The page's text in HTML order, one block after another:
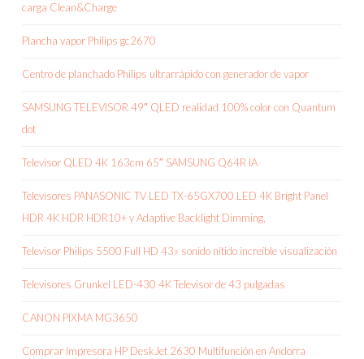
carga Clean&Charge
Plancha vapor Philips gc2670
Centro de planchado Philips ultrarrápido con generador de vapor
SAMSUNG TELEVISOR 49″ QLED realidad 100% color con Quantum
dot
Televisor QLED 4K 163cm 65″ SAMSUNG Q64R IA
Televisores PANASONIC TV LED TX-65GX700 LED 4K Bright Panel
HDR 4K HDR HDR10+ y Adaptive Backlight Dimming,
Televisor Philips 5500 Full HD 43» sonido nítido increíble visualización
Televisores Grunkel LED-430 4K Televisor de 43 pulgadas
CANON PIXMA MG3650
Comprar Impresora HP DeskJet 2630 Multifunción en Andorra